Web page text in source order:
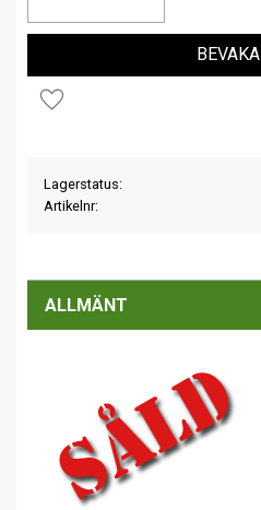
Lägg till i favoriter
BEVAKA
Lagerstatus
Artikelnr
ALLMÄNT